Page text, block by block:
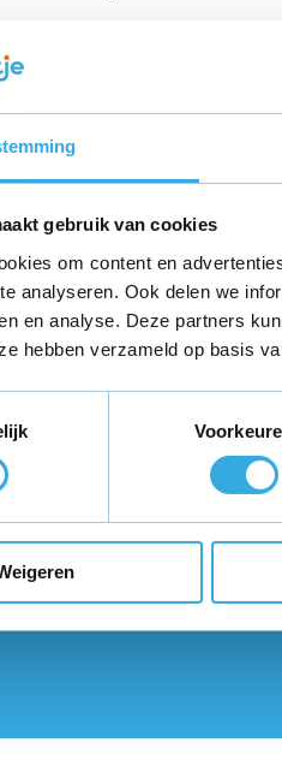
gebruik van cookies
om content en
analyseren. Ook delen we
en analyse. Deze partners
hebben verzameld op basis
15 W
18:00 besteld, morgen in huis
informatie?
Onze klantenservice staat voor je